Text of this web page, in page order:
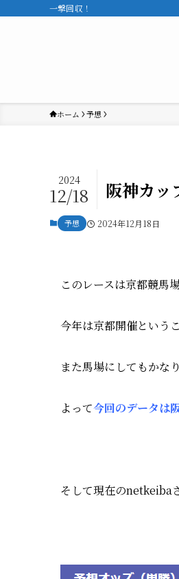
一撃回収！
ホーム 予想
阪神カ
2024
12/18
予想 2024年12月18日
このレースは京都競馬
今年は京都開催という
また馬場にしてもかな
よって今回のデータは
そして現在のnetkeiba